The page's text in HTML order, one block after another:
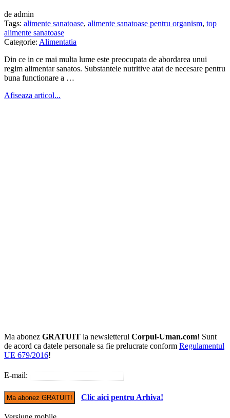
de admin
Tags: alimente sanatoase, alimente sanatoase pentru organism, top
alimente sanatoase
Categorie: Alimentatia
Din ce in ce mai multa lume este preocupata de abordarea unui
regim alimentar sanatos. Substantele nutritive atat de necesare pentru
buna functionare a …
Afiseaza articol...
Ma abonez GRATUIT la newsletterul Corpul-Uman.com! Sunt
de acord ca datele personale sa fie prelucrate conform Regulamentul
UE 679/2016!
E-mail:
Clic aici pentru Arhiva!